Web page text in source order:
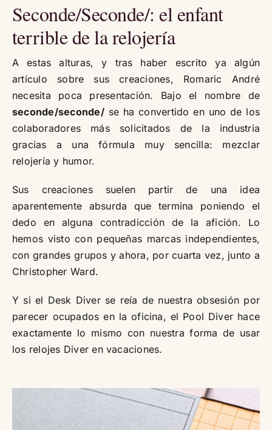
Seconde/Seconde/: el enfant
terrible de la relojería
A estas alturas, y tras haber escrito ya algún
artículo sobre sus creaciones, Romaric André
necesita poca presentación. Bajo el nombre de
seconde/seconde/se ha convertido en uno de los
colaboradores más solicitados de la industria
gracias a una fórmula muy sencilla: mezclar
relojería y humor.
Sus creaciones suelen partir de una idea
aparentemente absurda que termina poniendo el
dedo en alguna contradicción de la afición. Lo
hemos visto con pequeñas marcas independientes,
con grandes grupos y ahora, por cuarta vez, junto a
Christopher Ward.
Y si el Desk Diver se reía de nuestra obsesión por
parecer ocupados en la oficina, el Pool Diver hace
exactamente lo mismo con nuestra forma de usar
los relojes Diver en vacaciones.